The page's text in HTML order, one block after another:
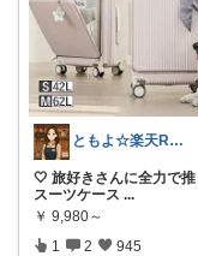
ともよ☆楽天ROOM
🤍 旅好きさんに全力で
スーツケース ...
￥ 9,980～
1 2 945